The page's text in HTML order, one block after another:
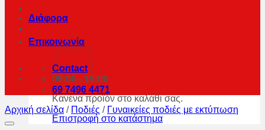
Κανένα προϊόν στο καλάθι σας.
Επιστροφή στο κατάστημα
Διάφορα
Επικοινωνία
Contact
09:00 - 15:00
69 7496 4471
Αρχική σελίδα / Ποδιές / Γυναικείες ποδιές με εκτύπωση